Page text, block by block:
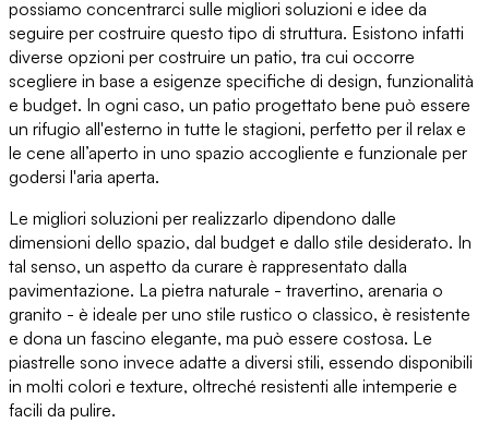
possiamo concentrarci sulle migliori soluzioni e idee da
seguire per costruire questo tipo di struttura. Esistono infatti
diverse opzioni per costruire un patio, tra cui occorre
scegliere in base a esigenze specifiche di design, funzionalità
e budget. In ogni caso, un patio progettato bene può essere
un rifugio all'esterno in tutte le stagioni, perfetto per il relax e
le cene all’aperto in uno spazio accogliente e funzionale per
godersi l'aria aperta.
Le migliori soluzioni per realizzarlo dipendono dalle
dimensioni dello spazio, dal budget e dallo stile desiderato. In
tal senso, un aspetto da curare è rappresentato dalla
pavimentazione. La pietra naturale - travertino, arenaria o
granito - è ideale per uno stile rustico o classico, è resistente
e dona un fascino elegante, ma può essere costosa. Le
piastrelle sono invece adatte a diversi stili, essendo disponibili
in molti colori e texture, oltreché resistenti alle intemperie e
facili da pulire.